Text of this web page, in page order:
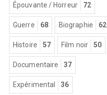
Épouvante / Horreur 72
Guerre 68 Biographie 62
Histoire 57 Film noir 50
Documentaire 37
Expérimental 36